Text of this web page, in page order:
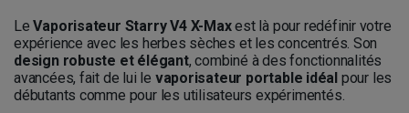
LeVaporisateur Starry V4 X-Maxest là pour redéfinir votre
expérience avec les herbes sèches et les concentrés. Son
design robuste et élégant, combiné à des fonctionnalités
avancées, fait de lui le vaporisateur portable idéal pour les
débutants comme pour les utilisateurs expérimentés.